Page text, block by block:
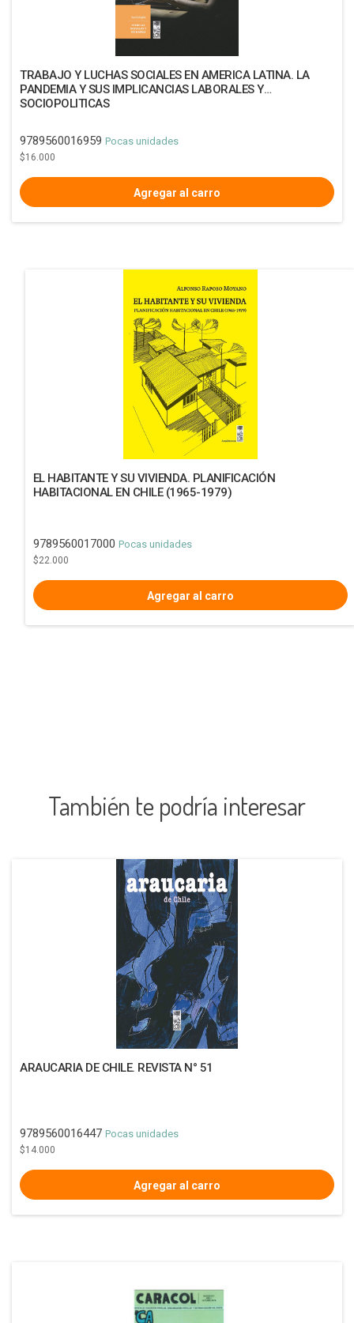
TRABAJO Y LUCHAS SOCIALES EN AMERICA LATINA. LA
PANDEMIA Y SUS IMPLICANCIAS LABORALES Y
SOCIOPOLITICAS
9789560016959 Pocas unidades
$16.000
EL HABITANTE Y SU VIVIENDA. PLANIFICACIÓN
HABITACIONAL EN CHILE (1965-1979)
9789560017000 Pocas unidades
$22.000
También te podría interesar
ARAUCARIA DE CHILE. REVISTA N° 51
9789560016447 Pocas unidades
$14.000